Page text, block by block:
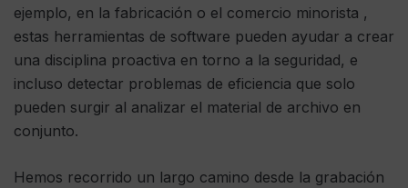
ejemplo, en la fabricación o el comercio minorista ,
estas herramientas de software pueden ayudar a crear
una disciplina proactiva en torno a la seguridad, e
incluso detectar problemas de eficiencia que solo
pueden surgir al analizar el material de archivo en
conjunto.
Hemos recorrido un largo camino desde la grabación